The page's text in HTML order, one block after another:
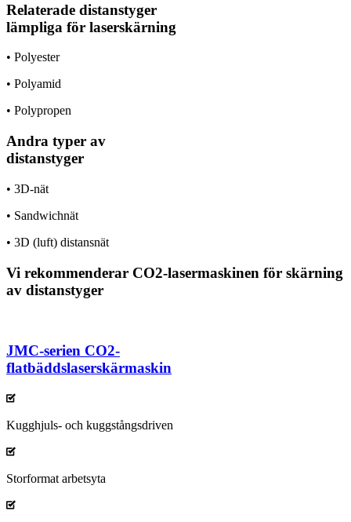
Relaterade distanstyger
lämpliga för laserskärning
• Polyester
• Polyamid
• Polypropen
Andra typer av
distanstyger
• 3D-nät
• Sandwichnät
• 3D (luft) distansnät
Vi rekommenderar CO2-lasermaskinen för skärning
av distanstyger
JMC-serien CO2-
flatbäddslaserskärmaskin
Kugghjuls- och kuggstångsdriven
Storformat arbetsyta